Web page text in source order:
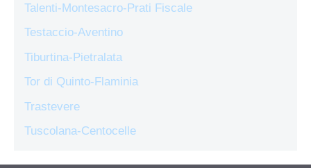
Talenti-Montesacro-Prati Fiscale
Testaccio-Aventino
Tiburtina-Pietralata
Tor di Quinto-Flaminia
Trastevere
Tuscolana-Centocelle